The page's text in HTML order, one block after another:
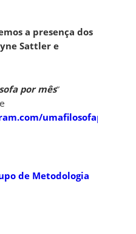
a presença dos
Sattler e
por mês”
umafilosofapormes/
de Metodologia